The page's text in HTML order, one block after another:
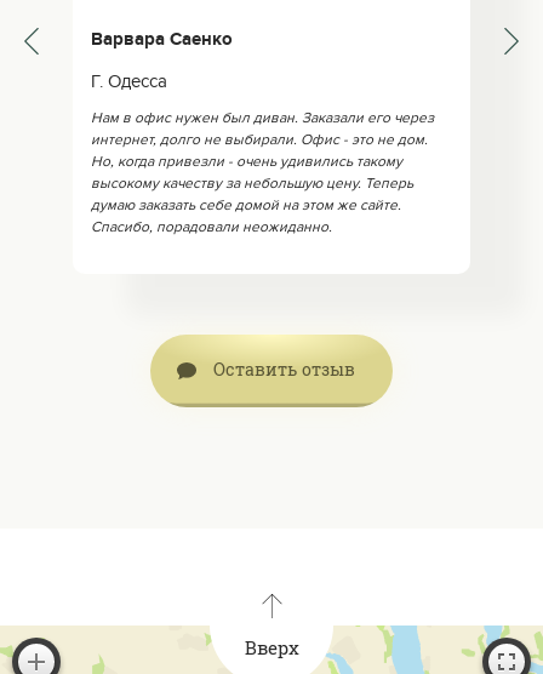
Варвара Саенко
Г. Одесса
Нам в офис нужен был диван. Заказали его через
интернет, долго не выбирали. Офис - это не дом.
Но, когда привезли - очень удивились такому
высокому качеству за небольшую цену. Теперь
думаю заказать себе домой на этом же сайте.
Спасибо, порадовали неожиданно.
Оставить отзыв
Вверх